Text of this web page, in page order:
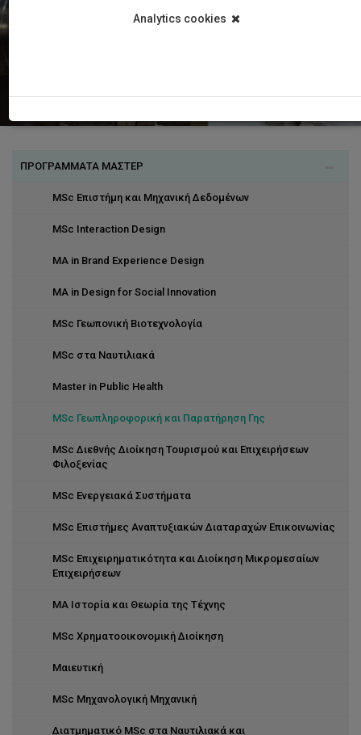
ΠΡΟΓΡΑΜΜΑΤΑ ΜΑΣΤΕΡ
MSc Επιστήμη και Μηχανική Δεδομένων
MSc Interaction Design
MA in Brand Experience Design
MA in Design for Social Innovation
MSc Γεωπονική Βιοτεχνολογία
MSc στα Ναυτιλιακά
Master in Public Health
MSc Γεωπληροφορική και Παρατήρηση Γης
MSc Διεθνής Διοίκηση Τουρισμού και Επιχειρήσεων
Φιλοξενίας
MSc Ενεργειακά Συστήματα
MSc Επιστήμες Αναπτυξιακών Διαταραχών Επικοινωνίας
MSc Επιχειρηματικότητα και Διοίκηση Μικρομεσαίων
Επιχειρήσεων
MA Ιστορία και Θεωρία της Τέχνης
MSc Χρηματοοικονομική Διοίκηση
Μαιευτική
MSc Μηχανολογική Μηχανική
Διατμηματικό MSc στα Ναυτιλιακά και
Analytics cookies